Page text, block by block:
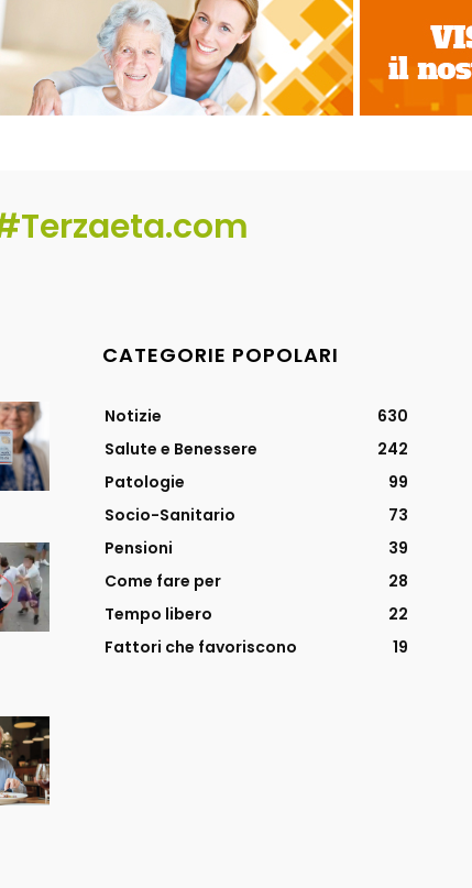
CATEGORIE POPOLARI
Notizie
630
Salute e Benessere
242
Patologie
99
Socio-Sanitario
73
Pensioni
39
Come fare per
28
Tempo libero
22
Fattori che favoriscono
19